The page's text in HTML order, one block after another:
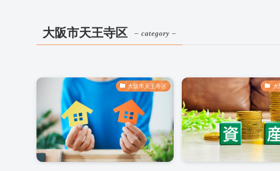
大阪市天王寺区 – category –
大阪市天王寺区 大